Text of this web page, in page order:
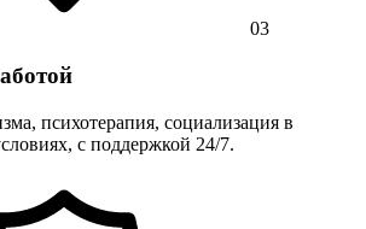
03
психотерапия, социализация в
с поддержкой 24/7.